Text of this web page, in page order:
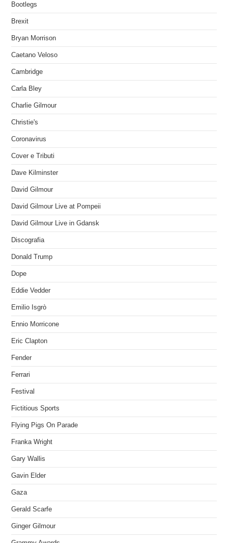
Bootlegs
Brexit
Bryan Morrison
Caetano Veloso
Cambridge
Carla Bley
Charlie Gilmour
Christie's
Coronavirus
Cover e Tributi
Dave Kilminster
David Gilmour
David Gilmour Live at Pompeii
David Gilmour Live in Gdansk
Discografia
Donald Trump
Dope
Eddie Vedder
Emilio Isgrò
Ennio Morricone
Eric Clapton
Fender
Ferrari
Festival
Fictitious Sports
Flying Pigs On Parade
Franka Wright
Gary Wallis
Gavin Elder
Gaza
Gerald Scarfe
Ginger Gilmour